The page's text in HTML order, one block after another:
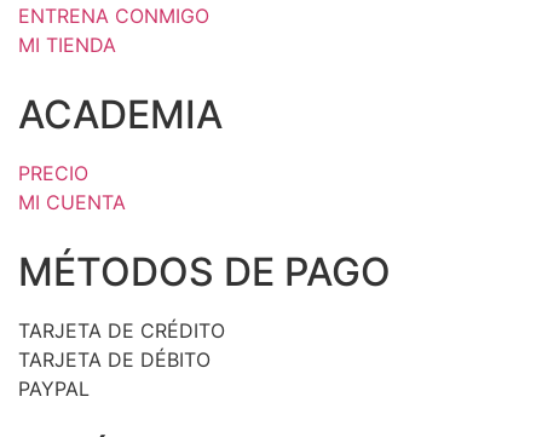
ENTRENA CONMIGO
MI TIENDA
ACADEMIA
PRECIO
MI CUENTA
MÉTODOS DE PAGO
TARJETA DE CRÉDITO
TARJETA DE DÉBITO
PAYPAL